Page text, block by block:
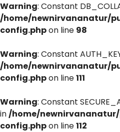
Warning: Constant
/home/newnirvananatur/
config.phpon line 98
Warning: Constant
/home/newnirvananatur/
config.phpon line111
Warning: Constant
in/home/
config.phpon line112